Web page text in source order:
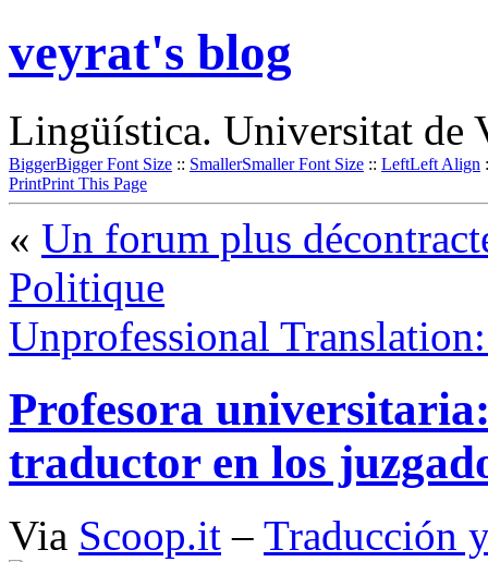
veyrat's blog
Lingüística. Universitat de
BiggerBigger Font Size :: SmallerSmaller Font Size :: LeftLeft Align
PrintPrint This Page
« Un forum plus
Politique
Unprofessional
Profesora
traductor en los
Via Scoop.it – Traducción